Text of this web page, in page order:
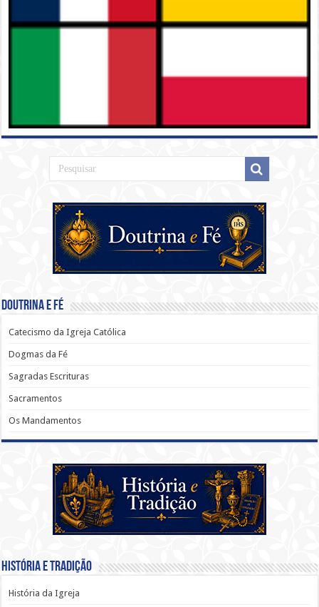
Doutrina e Fé
Catecismo da Igreja Católica
Dogmas da Fé
Sagradas Escrituras
Sacramentos
Os Mandamentos
História e Tradição
História da Igreja